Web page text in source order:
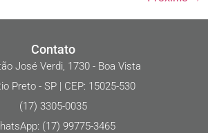
Contato
José Verdi, 1730 - Boa Vista
Preto - SP | CEP: 15025-530
(17) 3305-0035
(17) 99775-3465